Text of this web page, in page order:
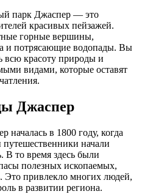
парк Джаспер — это
красивых пейзажей.
горные вершины,
и потрясающие водопады. Вы
всю красоту природы и
видами, которые оставят
Джаспер
в 1800 году, когда
путешественники начали
В то время здесь были
полезных ископаемых,
Это привлекло многих людей,
в развитии региона.